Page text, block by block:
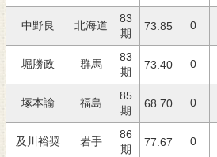
中野良 北海道
83
期
73.85 0
堀勝政 群馬
83
期
73.40 0
塚本諭 福島
85
期
68.70 0
及川裕奨 岩手
86
期
77.67 0